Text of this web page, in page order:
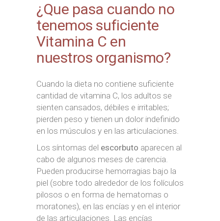
¿Que pasa cuando no
tenemos suficiente
Vitamina C en
nuestros organismo?
Cuando la dieta no contiene suficiente
cantidad de vitamina C, los adultos se
sienten cansados, débiles e irritables;
pierden peso y tienen un dolor indefinido
en los músculos y en las articulaciones.
Los síntomas del escorbuto aparecen al
cabo de algunos meses de carencia.
Pueden producirse hemorragias bajo la
piel (sobre todo alrededor de los folículos
pilosos o en forma de hematomas o
moratones), en las encías y en el interior
de las articulaciones. Las encías